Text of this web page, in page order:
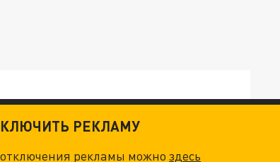
РЕКЛАМУ
рекламы можноздесь